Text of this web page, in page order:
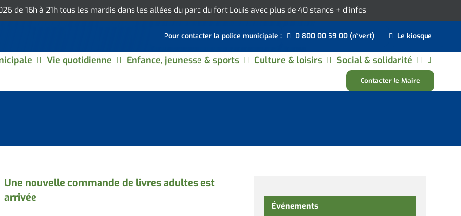
de 16h à 21h tous les mardis dans les allées du parc du fort Louis avec plus de 40 stands + d’infos
Pour contacter la police municipale : 0 800 00 59 00 (n°vert) Le kiosque
Vie quotidienne Enfance, jeunesse & sports Culture & loisirs Social & solidarité
Contacter le Maire
Une nouvelle commande de livres adultes est
arrivée
Événements